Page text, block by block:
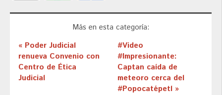
Más en esta categoría:
« Poder Judicial
renueva Convenio con
Centro de Ética
Judicial
#Video
#Impresionante:
Captan caída de
meteoro cerca del
#Popocatépetl »